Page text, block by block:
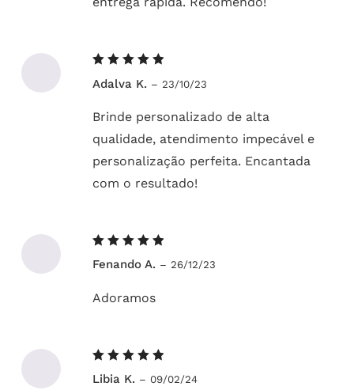
5de 5
Adalva K. – 23/10/23
Brinde personalizado de alta
qualidade, atendimento impecável e
personalização perfeita. Encantada
com o resultado!
5de 5
Fenando A. – 26/12/23
Adoramos
5de 5
Libia K. – 09/02/24